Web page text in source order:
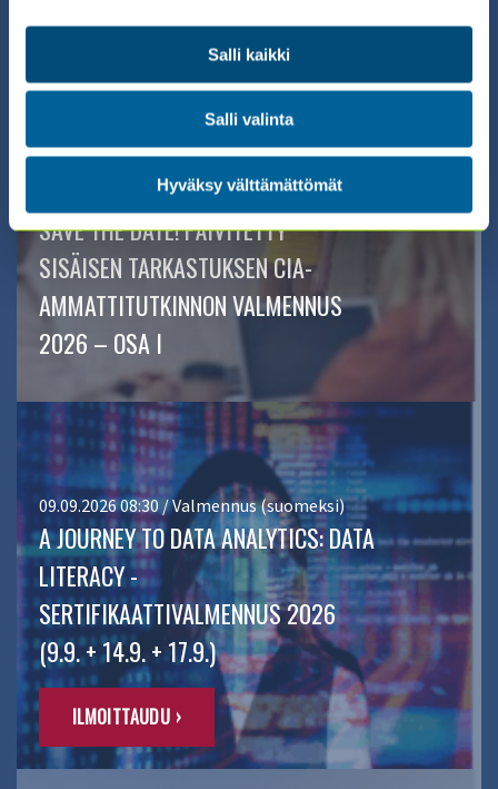
Salli kaikki
Salli valinta
Hyväksy välttämättömät
11.11.2026 08:30 / Valmennus (suomeksi)
SAVE THE DATE! PÄIVITETTY
SISÄISEN TARKASTUKSEN CIA-
AMMATTITUTKINNON VALMENNUS
2026 – OSA I
09.09.2026 08:30 / Valmennus (suomeksi)
A JOURNEY TO DATA ANALYTICS: DATA
LITERACY -
SERTIFIKAATTIVALMENNUS 2026
(9.9. + 14.9. + 17.9.)
ILMOITTAUDU ›